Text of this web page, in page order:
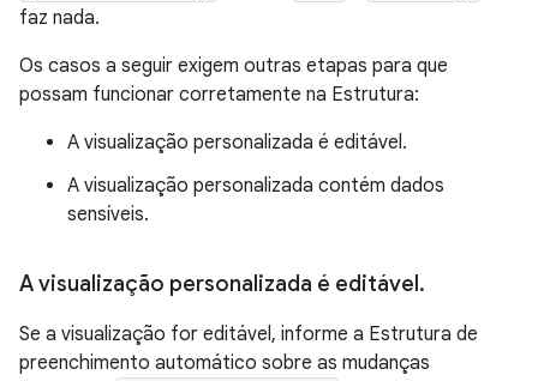
faz nada.
Os casos a seguir exigem outras etapas para que
possam funcionar corretamente na Estrutura:
A visualização personalizada é editável.
A visualização personalizada contém dados
sensíveis.
A visualização personalizada é editável .
Se a visualização for editável, informe a Estrutura de
preenchimento automático sobre as mudanças